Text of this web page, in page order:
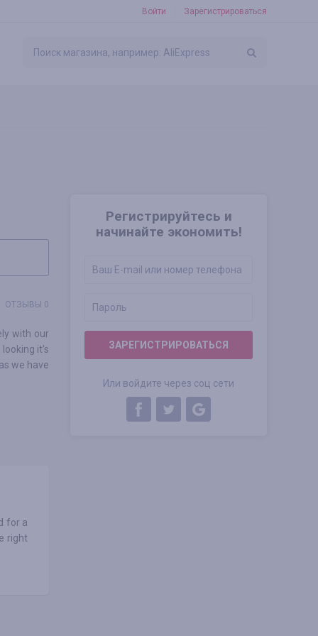
Войти Зарегистрироваться
Регистрируйтесь и
начинайте экономить!
ЗАРЕГИСТРИРОВАТЬСЯ
Или войдите через соц сети
ОТЗЫВЫ 0
with our
it's
we have
for a
right